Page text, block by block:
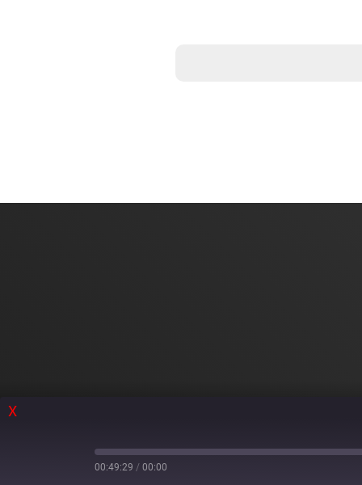
X
00:00
/
00:49:29